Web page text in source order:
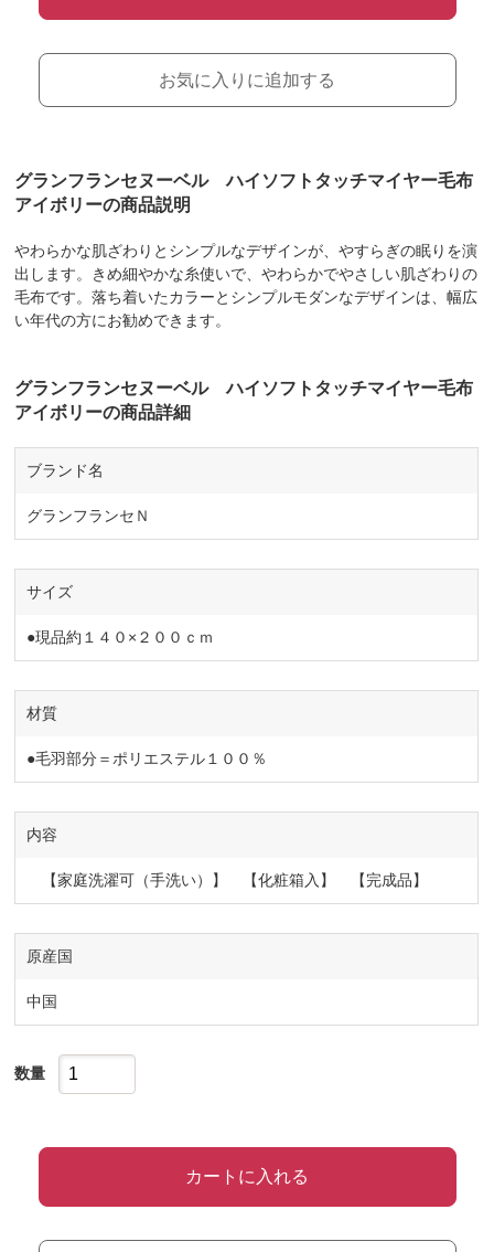
お気に入りに追加する
グランフランセヌーベル ハイソフトタッチマイヤー毛布
アイボリーの商品説明
やわらかな肌ざわりとシンプルなデザインが、やすらぎの眠りを演
出します。きめ細やかな糸使いで、やわらかでやさしい肌ざわりの
毛布です。落ち着いたカラーとシンプルモダンなデザインは、幅広
い年代の方にお勧めできます。
グランフランセヌーベル ハイソフトタッチマイヤー毛布
アイボリーの商品詳細
ブランド名
グランフランセＮ
サイズ
●現品約１４０×２００ｃｍ
材質
●毛羽部分＝ポリエステル１００％
内容
【家庭洗濯可（手洗い）】 【化粧箱入】 【完成品】
原産国
中国
数量
カートに入れる